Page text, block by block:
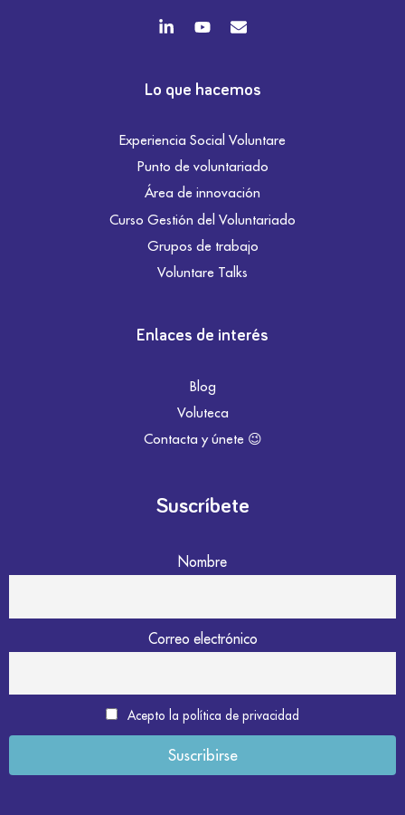
Lo que hacemos
Experiencia Social Voluntare
Punto de voluntariado
Área de innovación
Curso Gestión del Voluntariado
Grupos de trabajo
Voluntare Talks
Enlaces de interés
Blog
Voluteca
Contacta y únete 😉
Suscríbete
Nombre
Correo electrónico
Acepto la política de privacidad